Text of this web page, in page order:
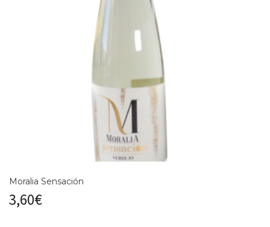
Moralia Sensación
3,60€